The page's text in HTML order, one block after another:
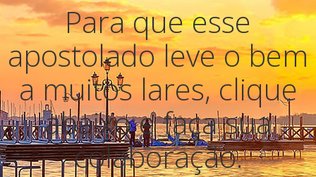
Para que esse
apostolado leve o bem
a muitos lares, clique
abaixo e faça sua
colaboração.